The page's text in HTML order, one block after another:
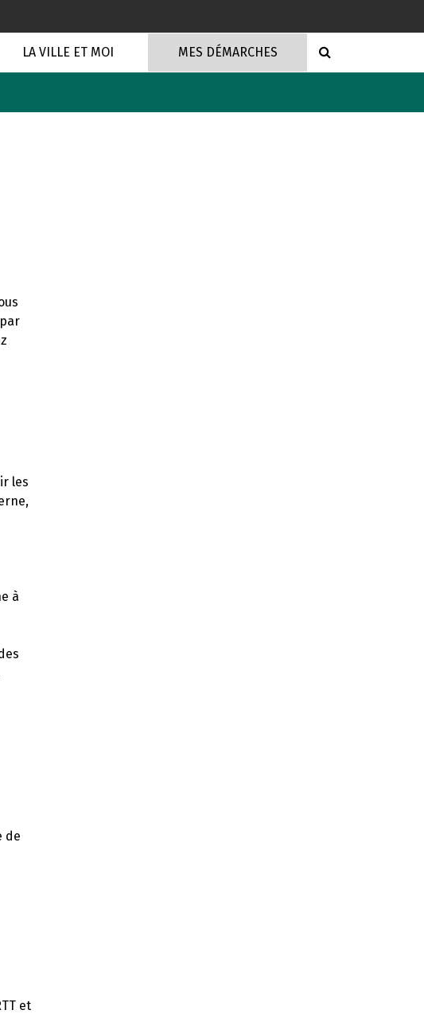
LA VILLE ET MOI MES DÉMARCHES
les
à
de
et